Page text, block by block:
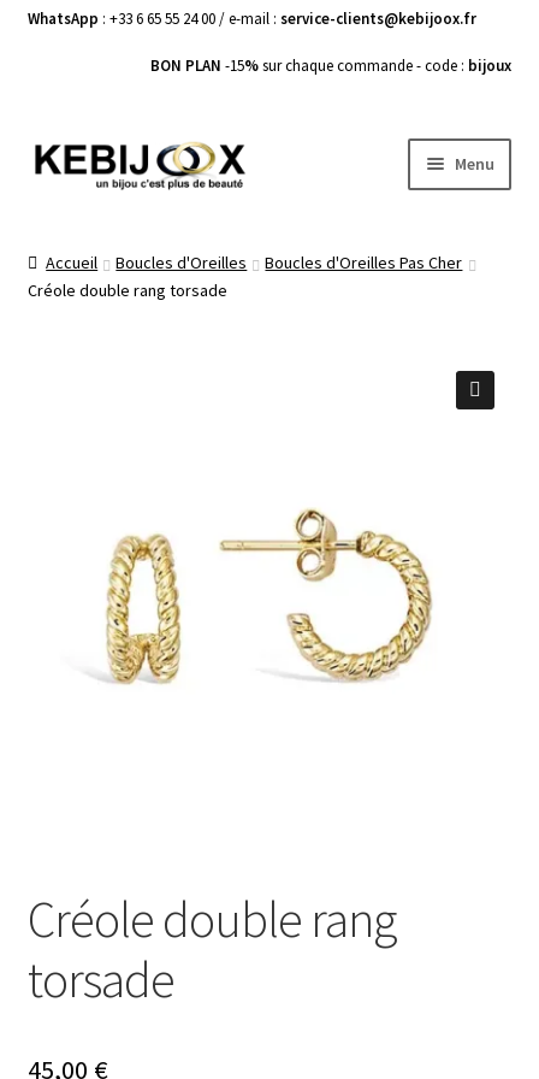
WhatsApp : +33 6 65 55 24 00 / e-mail : service-clients@kebijoox.fr
BON PLAN -15%sur chaque commande - code : bijoux
Aller
à
Aller
au
Menu
Boucles d’Oreilles
Mon compte
Nos offres bijoux
Accueil Boucles d'Oreilles
Boucles d'Oreilles Pas Cher
Créole double rang torsade
Créole double rang
torsade
45,00 €